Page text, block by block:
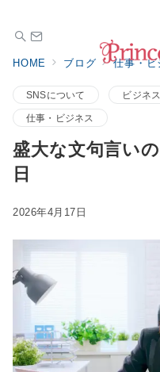
HOME ブログ 仕事・ビ
SNSについて ビジネ
仕事・ビジネス
盛大な文句言い
日
2026年4月17日